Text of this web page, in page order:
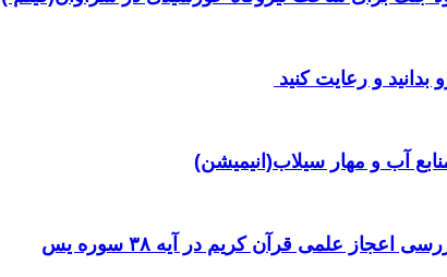
و رعایت کنید
آب و مهار سیلاب(انیمیشن)